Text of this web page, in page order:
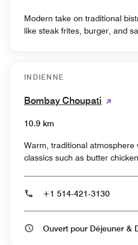
Modern take on traditional
like steak frites, burger, and
INDIENNE
Bombay Choupati
10.9 km
Warm, traditional atmosphere
classics such as butter
+1 514-421-3130